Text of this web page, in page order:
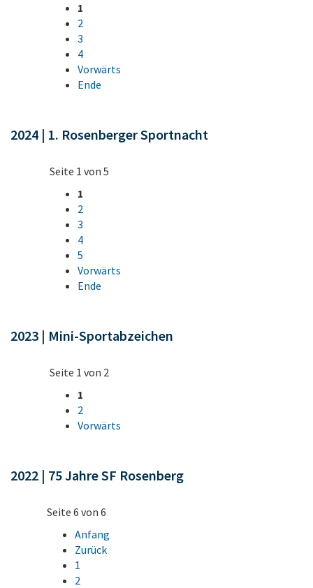
1
2
3
4
Vorwärts
Ende
2024 | 1. Rosenberger Sportnacht
Seite 1 von 5
1
2
3
4
5
Vorwärts
Ende
2023 | Mini-Sportabzeichen
Seite 1 von 2
1
2
Vorwärts
2022 | 75 Jahre SF Rosenberg
Seite 6 von 6
Anfang
Zurück
1
2